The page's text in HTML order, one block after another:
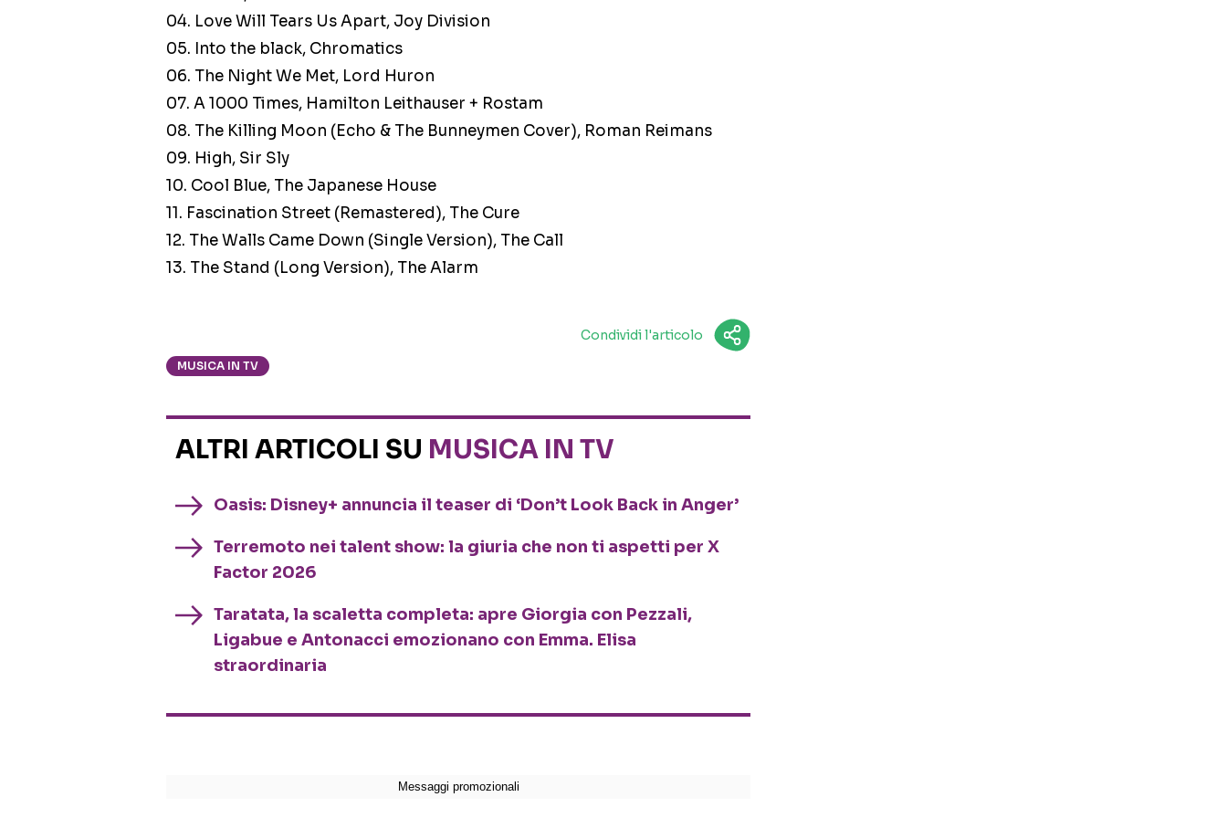
04. Love Will Tears Us Apart, Joy Division
05. Into the black, Chromatics
06. The Night We Met, Lord Huron
07. A 1000 Times, Hamilton Leithauser + Rostam
08. The Killing Moon (Echo & The Bunneymen Cover), Roman Reimans
09. High, Sir Sly
10. Cool Blue, The Japanese House
11. Fascination Street (Remastered), The Cure
12. The Walls Came Down (Single Version), The Call
13. The Stand (Long Version), The Alarm
Condividi l'articolo
MUSICA IN TV
ALTRI ARTICOLI SU MUSICA IN TV
Oasis: Disney+ annuncia il teaser di ‘Don’t Look Back in Anger’
Terremoto nei talent show: la giuria che non ti aspetti per X
Factor 2026
Taratata, la scaletta completa: apre Giorgia con Pezzali,
Ligabue e Antonacci emozionano con Emma. Elisa
straordinaria